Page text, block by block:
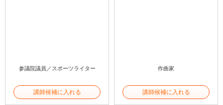
参議院議員／スポーツライター
講師候補に入れる
作曲家
講師候補に入れる